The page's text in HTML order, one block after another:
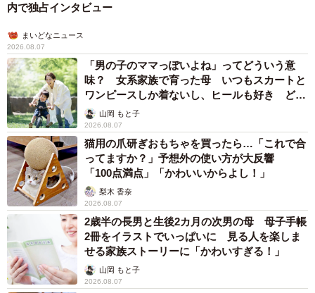
内で独占インタビュー
まいどなニュース
2026.08.07
「男の子のママっぽいよね」ってどういう意
味？ 女系家族で育った母 いつもスカートと
ワンピースしか着ないし、ヒールも好き どの
へんが…
山岡 もと子
2026.08.07
猫用の爪研ぎおもちゃを買ったら…「これで合
ってますか？」予想外の使い方が大反響
「100点満点」「かわいいからよし！」
梨木 香奈
2026.08.07
2歳半の長男と生後2カ月の次男の母 母子手帳
2冊をイラストでいっぱいに 見る人を楽しま
せる家族ストーリーに「かわいすぎる！」
山岡 もと子
2026.08.07